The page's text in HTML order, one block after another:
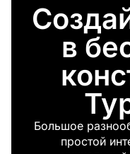
Гора
Красный лист
Капля
в
Большое
простой